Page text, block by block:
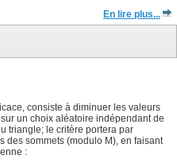
En lire plus...
consiste à diminuer les valeurs
un choix aléatoire indépendant de
triangle; le critère portera par
des sommets (modulo M), en faisant
: